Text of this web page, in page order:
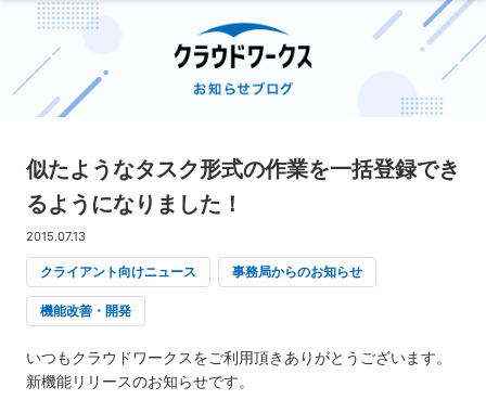
似たようなタスク形式の作業を一括登録でき
るようになりました！
2015.07.13
クライアント向けニュース 事務局からのお知らせ
機能改善・開発
いつもクラウドワークスをご利用頂きありがとうございます。
新機能リリースのお知らせです。